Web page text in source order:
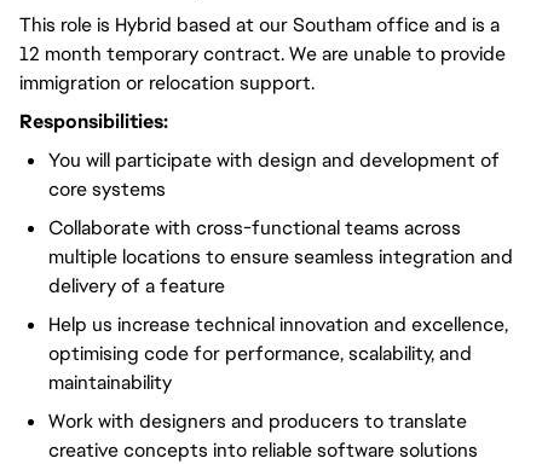
This role is Hybrid based at our Southam office and is a
12 month temporary contract. We are unable to provide
immigration or relocation support.
Responsibilities:
You will participate with design and development of
core systems
Collaborate with cross-functional teams across
multiple locations to ensure seamless integration and
delivery of a feature
Help us increase technical innovation and excellence,
optimising code for performance, scalability, and
maintainability
Work with designers and producers to translate
creative concepts into reliable software solutions